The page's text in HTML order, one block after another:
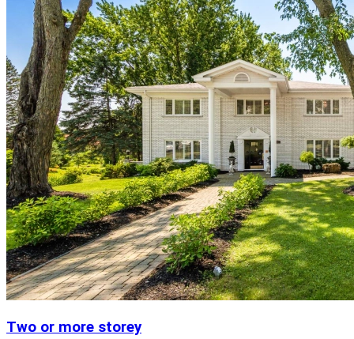
Two or more storey